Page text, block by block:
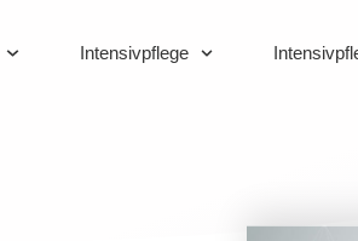
Intensivpflege